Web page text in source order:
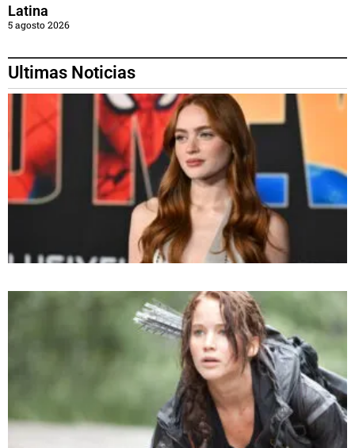
Latina
5 agosto 2026
Ultimas Noticias